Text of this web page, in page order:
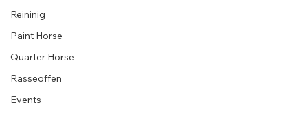
Reininig
Paint Horse
Quarter Horse
Rasseoffen
Events